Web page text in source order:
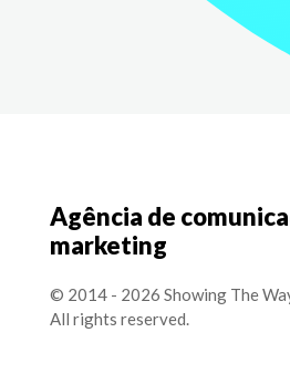
Agência de
marketing
© 2014 - 2026 Showing The
All rights reserved.